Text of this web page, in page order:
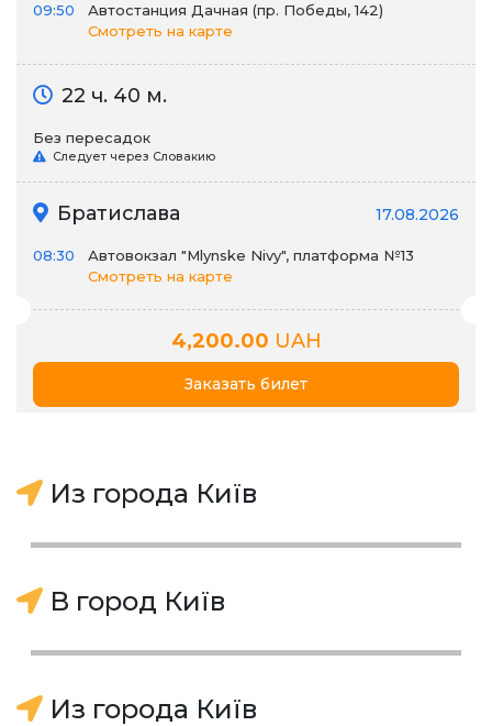
09:50
Автостанция Дачная (пр. Победы, 142)
Смотреть на карте
22 ч. 40 м.
Без пересадок
Следует через Словакию
Братислава 17.08.2026
08:30
Автовокзал "Mlynske Nivy", платформа №13
Смотреть на карте
4,200.00 UAH
Заказать билет
Из города Київ
В город Київ
Из города Київ